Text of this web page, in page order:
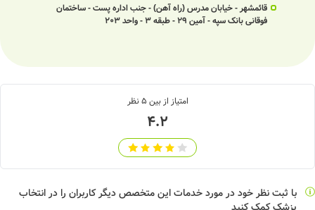
قائمشهر - خیابان مدرس (راه آهن) - جنب اداره پست - ساختمان
فوقانی بانک سپه - آمین 29 - طبقه 3 - واحد 203
امتیاز از بین5نظر
4.2
با ثبت نظر خود در مورد خدمات این متخصص دیگر کاربران را در انتخاب